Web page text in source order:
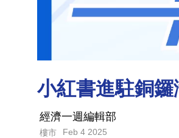
小紅書進駐銅
經濟一週編輯部
樓市 Feb 4 2025